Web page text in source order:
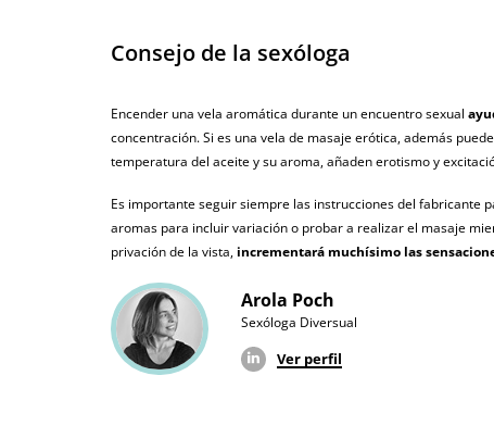
Producto original
¿Cuándo lo recibo? El martes 11 de
Consejo de la sexóloga
Encender una vela aromática durante un encuentro sexual
concentración. Si es una vela de masaje erótica, además
temperatura del aceite y su aroma, añaden erotismo y
Es importante seguir siempre las instrucciones del fabricante
aromas para incluir variación o probar a realizar el masaje
privación de la vista, incrementará muchísimo las
Arola Poch
Sexóloga Diversual
Ver perfil